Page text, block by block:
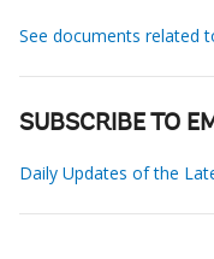
See documents related
SUBSCRIBE TO
Daily Updates of the